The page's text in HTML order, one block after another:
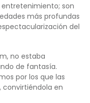
entretenimiento; son
más profundas
del
no estaba
de fantasía.
por los que las
convirtiéndola en